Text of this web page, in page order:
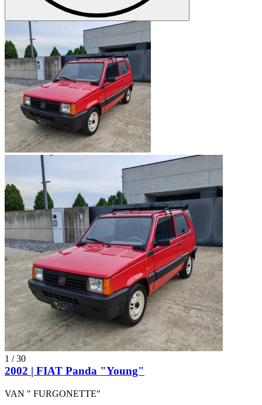
1 /30
2002 | FIAT Panda "Young"
VAN " FURGONETTE"